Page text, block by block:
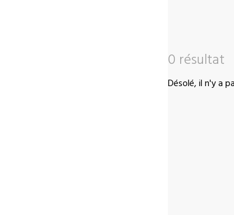
0 résultat
Désolé, il n'y a